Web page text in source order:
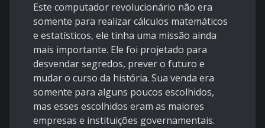
Este computador revolucionário não era
somente para realizar cálculos matemáticos
e estatísticos, ele tinha uma missão ainda
mais importante. Ele foi projetado para
desvendar segredos, prever o futuro e
mudar o curso da história. Sua venda era
somente para alguns poucos escolhidos,
mas esses escolhidos eram as maiores
empresas e instituições governamentais.